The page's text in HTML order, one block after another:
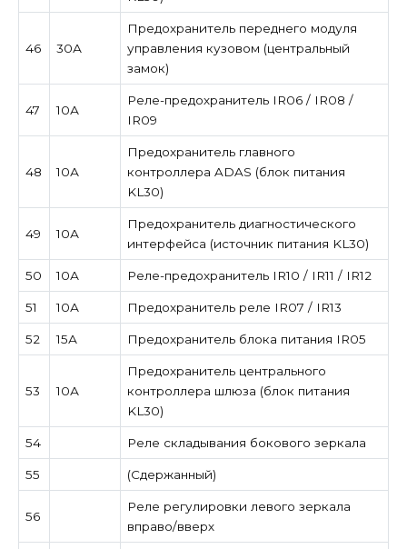
46 30А
Предохранитель переднего модуля
управления кузовом (центральный
замок)
47 10А
Реле-предохранитель IR06 / IR08 /
IR09
48 10А
Предохранитель главного
контроллера ADAS (блок питания
KL30)
49 10А
Предохранитель диагностического
интерфейса (источник питания KL30)
50 10А Реле-предохранитель IR10 / IR11 / IR12
51 10А Предохранитель реле IR07 / IR13
52 15А Предохранитель блока питания IR05
53 10А
Предохранитель центрального
контроллера шлюза (блок питания
KL30)
54 Реле складывания бокового зеркала
55 (Сдержанный)
56
Реле регулировки левого зеркала
вправо/вверх